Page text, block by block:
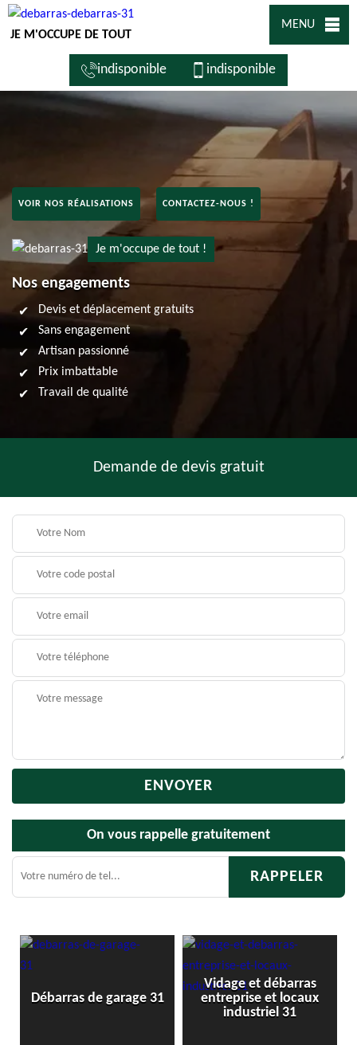
JE M'OCCUPE DE TOUT
MENU
indisponible indisponible
VOIR NOS RÉALISATIONS CONTACTEZ-NOUS !
Je m'occupe de tout !
Nos engagements
Devis et déplacement gratuits
Sans engagement
Artisan passionné
Prix imbattable
Travail de qualité
Demande de devis gratuit
On vous rappelle gratuitement
de garage 31
Vidage et débarras
entreprise et locaux
industriel 31